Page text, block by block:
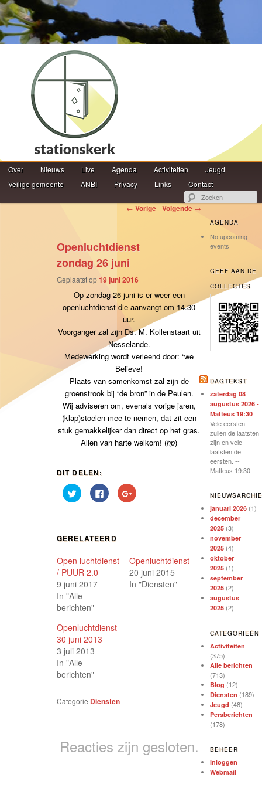
Hoofdmenu
Spring naar de primaire inhoud
Spring naar de secundaire inhoud
Over Nieuws Live Agenda Activiteiten
Jeugd
Veilige gemeente
ANBI Privacy Links Contact
Berichtnavigatie ← Vorige Volgende →
Openluchtdienst
zondag 26 juni
Geplaatst op19 juni 2016
Op zondag 26 juni is er weer een
openluchtdienst die aanvangt om 14.30
uur.
Voorganger zal zijn Ds. M. Kollenstaart uit
Nesselande.
Medewerking wordt verleend door: “we
Believe!
Plaats van samenkomst zal zijn de
groenstrook bij “de bron” in de Peulen.
Wij adviseren om, evenals vorige jaren,
(klap)stoelen mee te nemen, dat zit een
stuk gemakkelijker dan direct op het gras.
Allen van harte welkom! (hp)
DIT DELEN:
Klik
om
in
venster
geopend)
Klik
om
in
venster
geopend)
Klik
om
venster
geopend)
GERELATEERD
Open luchtdienst
/ PUUR 2.0
9 juni 2017
In "Alle
berichten"
Openluchtdienst
20 juni 2015
In "Diensten"
Openluchtdienst
30 juni 2013
3 juli 2013
In "Alle
berichten"
Categorie Diensten
Reacties zijn gesloten.
AGENDA
No upcoming
events
GEEF AAN DE
COLLECTES
DAGTEKST
zaterdag 08
augustus 2026 -
Matteus 19:30
Vele eersten
zullen de laatsten
zijn en vele
laatsten de
eersten. --
Matteus 19:30
januari 2026 (1)
december
2025 (3)
november
2025 (4)
oktober
2025 (1)
september
2025 (2)
augustus
2025 (2)
CATEGORIEËN
Activiteiten
(375)
Alle berichten
(713)
Blog (12)
Diensten (189)
Jeugd (48)
Persberichten
(178)
BEHEER
Inloggen
Webmail